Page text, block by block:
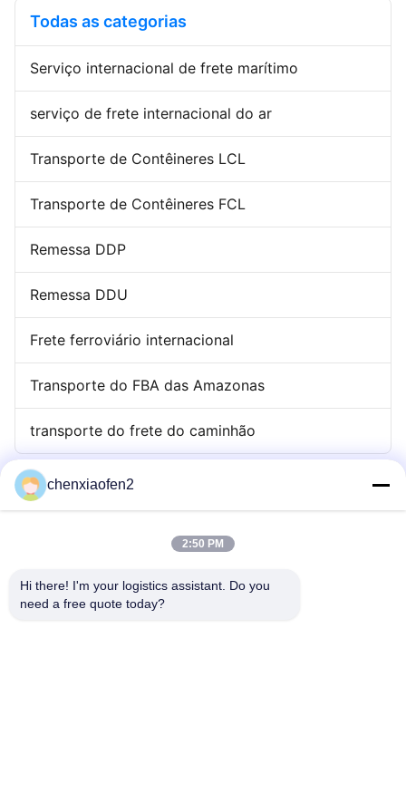
na China para destinos em toda
Todas as categorias
Serviço internacional de frete marítimo
serviço de frete internacional do ar
Transporte de Contêineres LCL
Transporte de Contêineres FCL
Remessa DDP
Remessa DDU
Frete ferroviário internacional
Transporte do FBA das Amazonas
transporte do frete do caminhão
chenxiaofen2
2:50 PM
Hi there! I'm your logistics assistant. Do you
need a free quote today?